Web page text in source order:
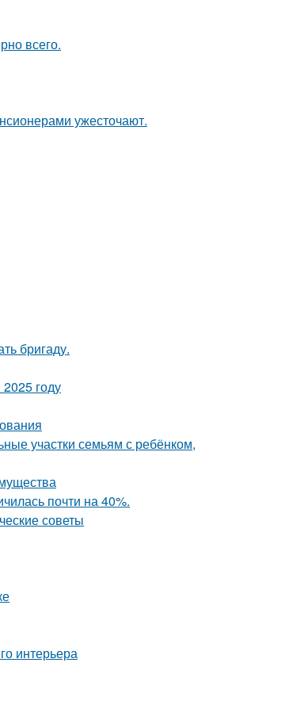
всего.
ужесточают.
бригаду.
году
участки семьям с ребёнком,
почти на 40%.
советы
интерьера